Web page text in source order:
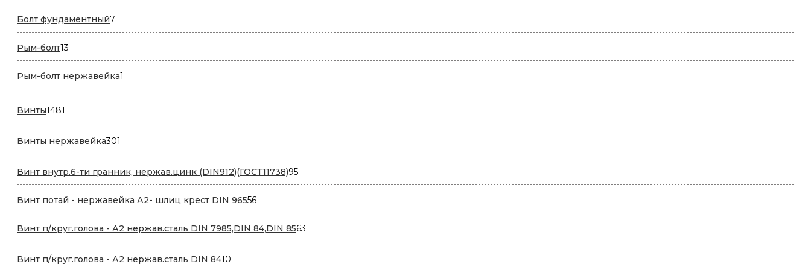
товар
Болт фундаментный7
товаров
Рым-болт13
товаров
Рым-болт нержавейка1
Винты1481
Винты нержавейка301
Винт внутр.6-ти гранник, нержав.цинк (DIN912)(ГОСТ11738)9595
товаров
Винт потай - нержавейка А2- шлиц крест DIN 9655656
товаров
Винт п/круг.голова - А2 нержав.сталь DIN 7985,DIN 84,DIN 8563
Винт п/круг.голова - А2 нержав.сталь DIN 8410